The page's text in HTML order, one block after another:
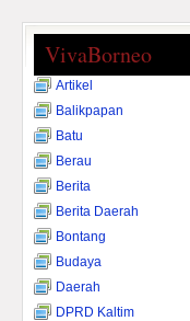
VivaBorneo
Artikel
Balikpapan
Batu
Berau
Berita
Berita Daerah
Bontang
Budaya
Daerah
DPRD Kaltim